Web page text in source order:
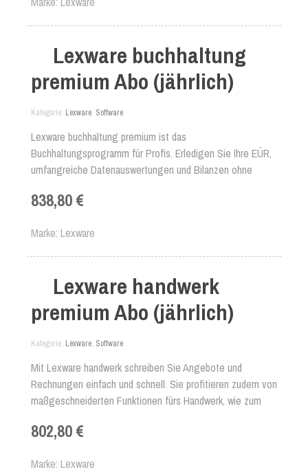
Kontenzuordnungsmodul oder der Gratisinstallation auf
auf Vordermann!
Lexware buchhaltung
premium Abo (jährlich)
Kategorie Lexware, Software
Lexware buchhaltung premium ist das
Buchhaltungsprogramm für Profis. Erledigen Sie Ihre EÜR,
umfangreiche Datenauswertungen und Bilanzen ohne
bzw. Firmen. Dank integrierter Anlagenverwaltung können
abschreiben. Dank SYBASE-Hochleistungsdatenbank
838,80 €
Marke Lexware
Lexware handwerk
premium Abo (jährlich)
Kategorie Lexware, Software
Mit Lexware handwerk schreiben Sie Angebote und
Rechnungen einfach und schnell. Sie profitieren zudem von
maßgeschneiderten Funktionen fürs Handwerk, wie zum
Sammelrechnungen. Auch Lohnleistungen können separat
802,80 €
Marke Lexware